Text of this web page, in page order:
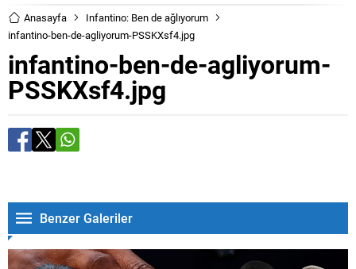
Anasayfa
Infantino: Ben de ağlıyorum
infantino-ben-de-agliyorum-PSSKXsf4.jpg
infantino-ben-de-agliyorum-
PSSKXsf4.jpg
Benzer Galeriler